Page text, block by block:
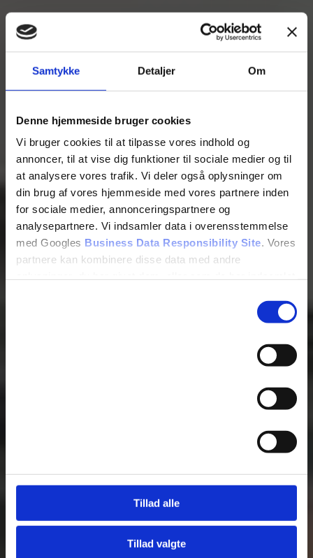
Samtykke Detaljer Om
Denne hjemmeside bruger cookies
Vi bruger cookies til at tilpasse vores indhold og
annoncer, til at vise dig funktioner til sociale medier og til
at analysere vores trafik. Vi deler også oplysninger om
din brug af vores hjemmeside med vores partnere inden
for sociale medier, annonceringspartnere og
analysepartnere. Vi indsamler data i overensstemmelse
med Googles Business Data Responsibility Site. Vores
partnere kan kombinere disse data med andre
Tillad alle
Tillad valgte